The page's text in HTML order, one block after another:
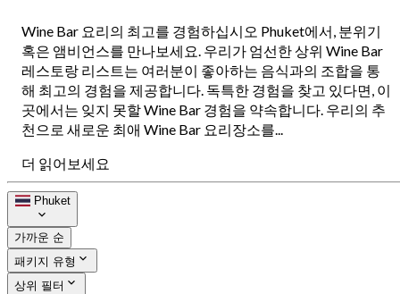
Wine Bar 요리의 최고를 경험하십시오 Phuket에서, 분위기
혹은 앰비언스를 만나보세요. 우리가 엄선한 상위 Wine Bar
레스토랑 리스트는 여러분이 좋아하는 음식과의 조합을 통
해 최고의 경험을 제공합니다. 독특한 경험을 찾고 있다면, 이
곳에서는 잊지 못할 Wine Bar 경험을 약속합니다. 우리의 추
천으로 새로운 최애 Wine Bar 요리장소를...
더 읽어보세요
Phuket
가까운 순
패키지 유형
상위 필터